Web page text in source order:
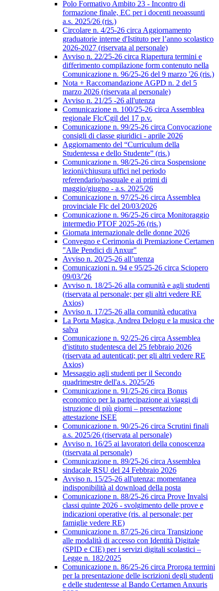
Polo Formativo Ambito 23 - Incontro di
formazione finale, EC per i docenti neoassunti
a.s. 2025/26 (ris.)
Circolare n. 4/25-26 circa Aggiornamento
graduatorie interne d'Istituto per l’anno scolastico
2026-2027 (riservata al personale)
Avviso n. 22/25-26 circa Riapertura termini e
differimento compilazione form contenuto nella
Comunicazione n. 96/25-26 del 9 marzo '26 (ris.)
Nota + Raccomandazione AGPD n. 2 del 5
marzo 2026 (riservata al personale)
Avviso n. 21/25 -26 all'utenza
Comunicazione n. 100/25-26 circa Assemblea
regionale Flc/Cgil del 17 p.v.
Comunicazione n. 99/25-26 circa Convocazione
consigli di classe giuridici - aprile 2026
Aggiornamento del “Curriculum della
Studentessa e dello Studente” (ris.)
Comunicazione n. 98/25-26 circa Sospensione
lezioni/chiusura uffici nel periodo
referendario/pasquale e ai primi di
maggio/giugno - a.s. 2025/26
Comunicazione n. 97/25-26 circa Assemblea
provinciale Flc del 20/03/2026
Comunicazione n. 96/25-26 circa Monitoraggio
intermedio PTOF 2025-26 (ris.)
Giornata internazionale delle donne 2026
Convegno e Cerimonia di Premiazione Certamen
"Alle Pendici di Anxur"
Avviso n. 20/25-26 all’utenza
Comunicazioni n. 94 e 95/25-26 circa Sciopero
09/03/'26
Avviso n. 18/25-26 alla comunità e agli studenti
(riservata al personale; per gli altri vedere RE
Axios)
Avviso n. 17/25-26 alla comunità educativa
La Porta Magica, Andrea Delogu e la musica che
salva
Comunicazione n. 92/25-26 circa Assemblea
d'istituto studentesca del 25 febbraio 2026
(riservata ad autenticati; per gli altri vedere RE
Axios)
Messaggio agli studenti per il Secondo
quadrimestre dell'a.s. 2025/26
Comunicazione n. 91/25-26 circa Bonus
economico per la partecipazione ai viaggi di
istruzione di più giorni – presentazione
attestazione ISEE
Comunicazione n. 90/25-26 circa Scrutini finali
a.s. 2025/26 (riservata al personale)
Avviso n. 16/25 ai lavoratori della conoscenza
(riservata al personale)
Comunicazione n. 89/25-26 circa Assemblea
sindacale RSU del 24 Febbraio 2026
Avviso n. 15/25-26 all'utenza: momentanea
indisponibilità al download della posta
Comunicazione n. 88/25-26 circa Prove Invalsi
classi quinte 2026 - svolgimento delle prove e
indicazioni operative (ris. al personale; per
famiglie vedere RE)
Comunicazione n. 87/25-26 circa Transizione
alle modalità di accesso con Identità Digitale
(SPID e CIE) per i servizi digitali scolastici –
Legge n. 182/2025
Comunicazione n. 86/25-26 circa Proroga termini
per la presentazione delle iscrizioni degli studenti
e delle studentesse al Bando Certamen Anxuris